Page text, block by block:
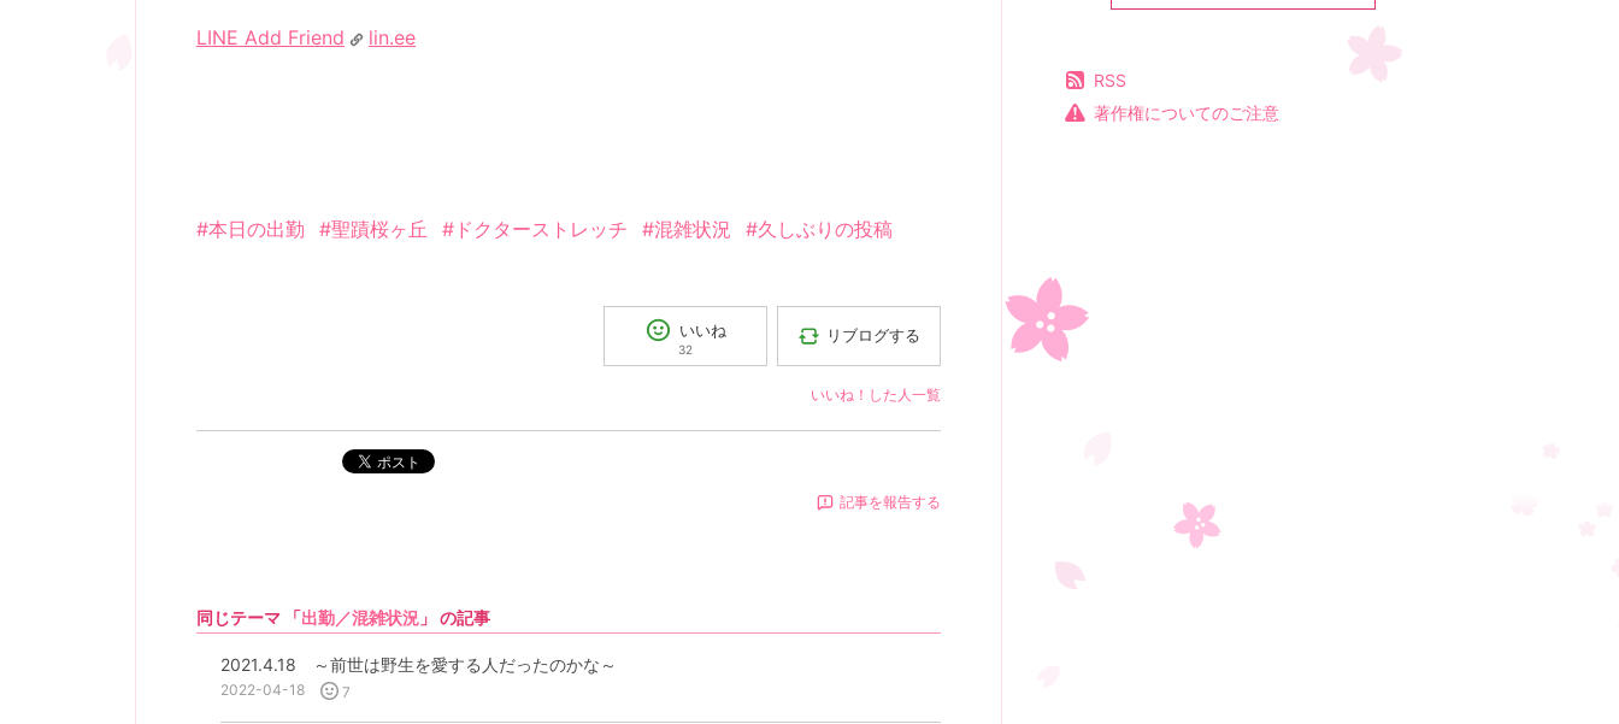
LINE Add Friend lin.ee
#本日の出勤 #聖蹟桜ヶ丘 #ドクターストレッチ #混雑状況 #久しぶりの投稿
いいね
32
リブログする
いいね！した人一覧
ポスト
記事を報告する
同じテーマ 「出勤／混雑状況 」 の記事
2021.4.18 ～前世は野生を愛する人だったのかな～
2022-04-18 7
RSS
著作権についてのご注意